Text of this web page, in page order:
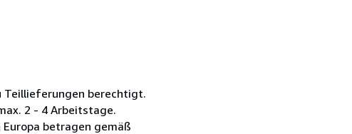
Teillieferungen berechtigt.
2 - 4 Arbeitstage.
betragen gemäß